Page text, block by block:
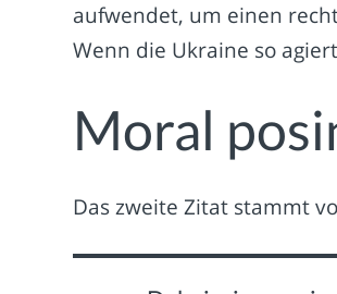
aufwendet, um einen
Wenn die Ukraine so
Moral
Das zweite Zitat stammt